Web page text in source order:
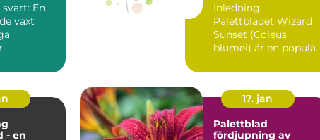
En
växt
Inledning:
Palettbladet Wizard
Sunset (Coleus
blumei) är en populär
som används f...
- en
17. jan
Palettblad
fördjupning av